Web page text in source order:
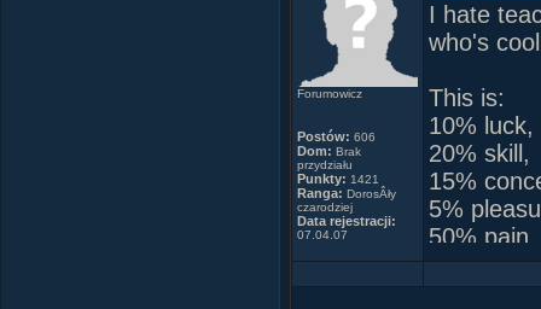
Forumowicz
Postów: 606
Dom: Brak
przydziału
Punkty: 1421
Ranga: DorosÂły
czarodziej
Data rejestracji:
07.04.07
I hate
who's
This is:
10% luck,
20% skill,
15%
5%
50% pain
and a